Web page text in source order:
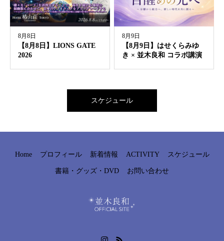
8月8日
【8月8日】LIONS GATE
2026
8月9日
【8月9日】はせくらみゆ
き × 並木良和 コラボ講...
スケジュール
Home プロフィール 新着情報 ACTIVITY スケジュール
書籍・グッズ・DVD お問い合わせ